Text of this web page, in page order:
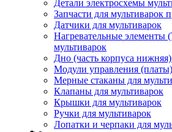
Детали электросхемы
Запчасти для мультиварок
Датчики для мультиварок
Нагревательные
мультиварок
Дно (часть корпуса
Модули управления
Мерные стаканы для
Клапаны для мультиварок
Крышки для мультиварок
Ручки для мультиварок
Лопатки и черпаки для